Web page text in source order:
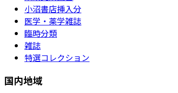
小沼書店挿入分
医学・薬学雑誌
臨時分類
雑誌
特選コレクション
国内地域